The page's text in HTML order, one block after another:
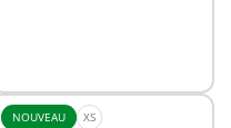
NOUVEAU XS